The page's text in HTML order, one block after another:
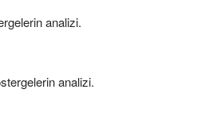
analizi.
analizi.